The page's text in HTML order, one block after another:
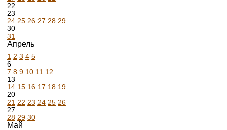
22
23
24 25 26 27 28 29
30
31
Апрель
1 2 3 4 5
6
7 8 9 10 11 12
13
14 15 16 17 18 19
20
21 22 23 24 25 26
27
28 29 30
Май